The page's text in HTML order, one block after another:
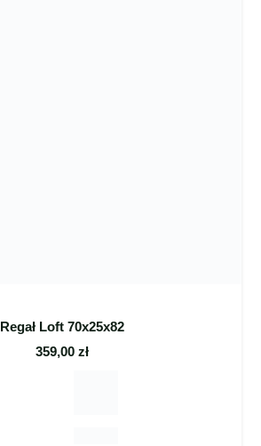
Regał Loft 70x25x82
359,00 zł